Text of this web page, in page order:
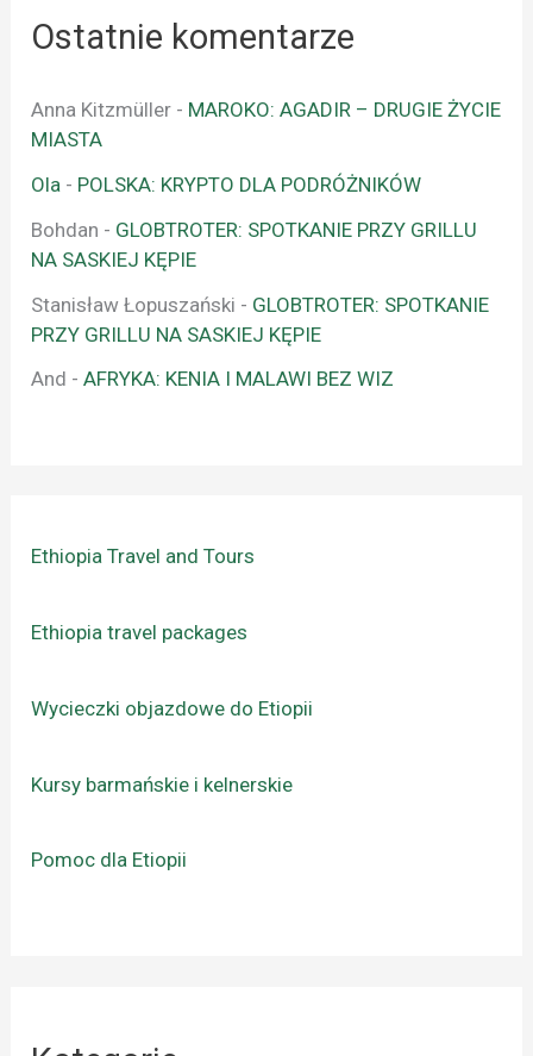
Ostatnie komentarze
Anna Kitzmüller - MAROKO: AGADIR – DRUGIE ŻYCIE
MIASTA
Ola - POLSKA: KRYPTO DLA PODRÓŻNIKÓW
Bohdan - GLOBTROTER: SPOTKANIE PRZY GRILLU
NA SASKIEJ KĘPIE
Stanisław Łopuszański - GLOBTROTER: SPOTKANIE
PRZY GRILLU NA SASKIEJ KĘPIE
And -AFRYKA: KENIA I MALAWI BEZ WIZ
Ethiopia Travel and Tours
Ethiopia travel packages
Wycieczki objazdowe do Etiopii
Kursy barmańskie i kelnerskie
Pomoc dla Etiopii